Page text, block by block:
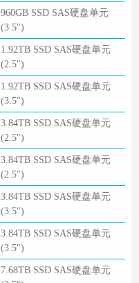
960GB SSD SAS硬盘单元
(3.5")
1.92TB SSD SAS硬盘单元
(2.5")
1.92TB SSD SAS硬盘单元
(3.5")
3.84TB SSD SAS硬盘单元
(2.5")
3.84TB SSD SAS硬盘单元
(2.5")
3.84TB SSD SAS硬盘单元
(3.5")
3.84TB SSD SAS硬盘单元
(3.5")
7.68TB SSD SAS硬盘单元